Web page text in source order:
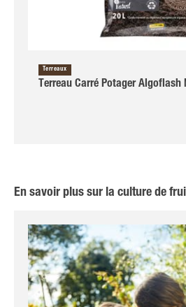
Terreaux
Terreau Carré Potager Algoflash
En savoir plus sur la culture de